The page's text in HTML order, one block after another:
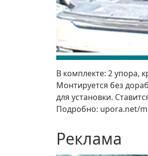
В комплекте: 2 упора,
Монтируется без
для установки.
Подробно: upora.net/
Реклама